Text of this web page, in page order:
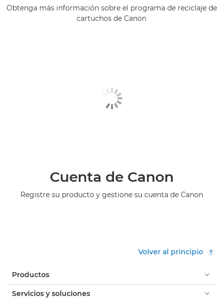
Obtenga más información sobre el programa de reciclaje de
cartuchos de Canon
Cuenta de Canon
Registre su producto y gestione su cuenta de Canon
Volver al principio
Productos
Servicios y soluciones